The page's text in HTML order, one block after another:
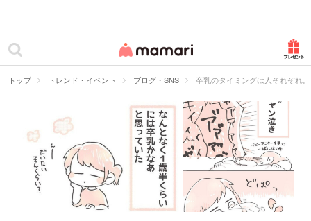
ママリ
カテゴリー一覧
出産
赤ちゃん・育児
子育て・家族
トップ トレンド・イベント ブログ・SNS 卒乳のタイミングは人それぞれ